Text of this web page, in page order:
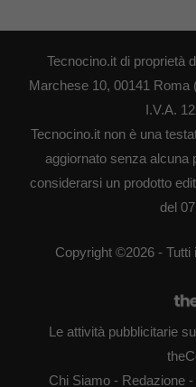
Tecnocino.it di proprietà
Marchese 10, 00141
I.V.A.
Tecnocino.it non è una
aggiornato senza alcuna
considerarsi un prodotto
del
Copyright ©2026 - Tutti
Le attività pubblicitarie
Chi Siamo- Redazione-